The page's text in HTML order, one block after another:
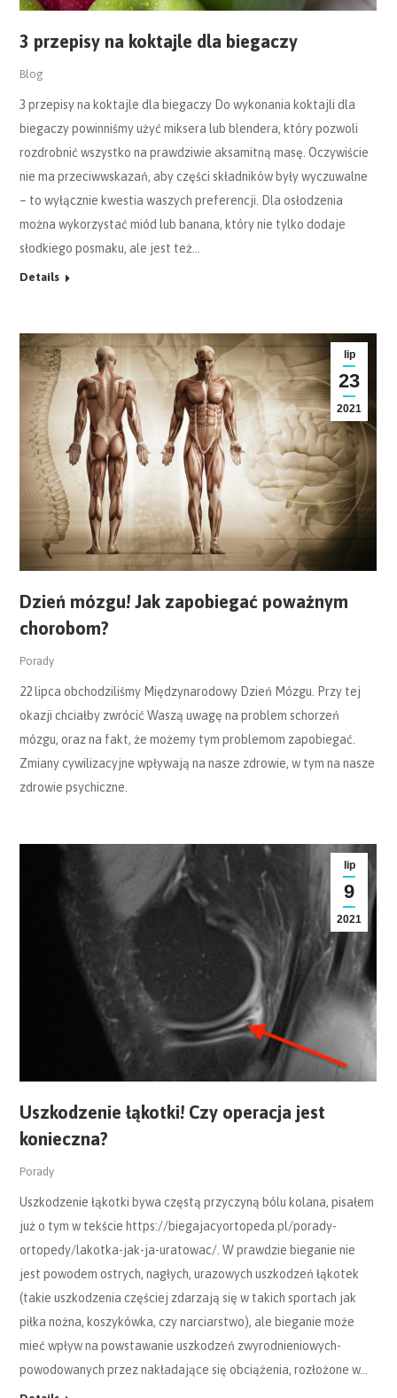
3 przepisy na koktajle dla biegaczy
Blog
3 przepisy na koktajle dla biegaczy Do wykonania koktajli dla
biegaczy powinniśmy użyć miksera lub blendera, który pozwoli
rozdrobnić wszystko na prawdziwie aksamitną masę. Oczywiście
nie ma przeciwwskazań, aby części składników były wyczuwalne
– to wyłącznie kwestia waszych preferencji. Dla osłodzenia
można wykorzystać miód lub banana, który nie tylko dodaje
słodkiego posmaku, ale jest też…
Details
lip
23
2021
Dzień mózgu! Jak zapobiegać poważnym
chorobom?
Porady
22 lipca obchodziliśmy Międzynarodowy Dzień Mózgu. Przy tej
okazji chciałby zwrócić Waszą uwagę na problem schorzeń
mózgu, oraz na fakt, że możemy tym problemom zapobiegać.
Zmiany cywilizacyjne wpływają na nasze zdrowie, w tym na nasze
zdrowie psychiczne.
lip
9
2021
Uszkodzenie łąkotki! Czy operacja jest
konieczna?
Porady
Uszkodzenie łąkotki bywa częstą przyczyną bólu kolana, pisałem
już o tym w tekście https://biegajacyortopeda.pl/porady-
ortopedy/lakotka-jak-ja-uratowac/. W prawdzie bieganie nie
jest powodem ostrych, nagłych, urazowych uszkodzeń łąkotek
(takie uszkodzenia częściej zdarzają się w takich sportach jak
piłka nożna, koszykówka, czy narciarstwo), ale bieganie może
mieć wpływ na powstawanie uszkodzeń zwyrodnieniowych-
powodowanych przez nakładające się obciążenia, rozłożone w…